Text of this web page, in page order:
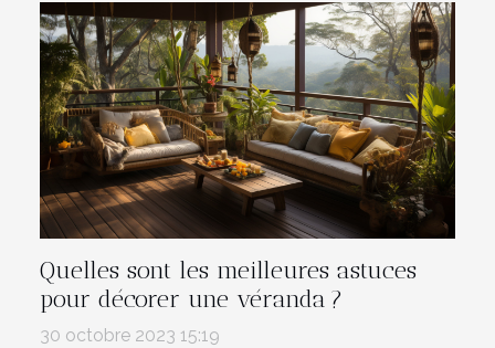
Quelles sont les meilleures astuces
pour décorer une véranda ?
30 octobre 2023 15:19